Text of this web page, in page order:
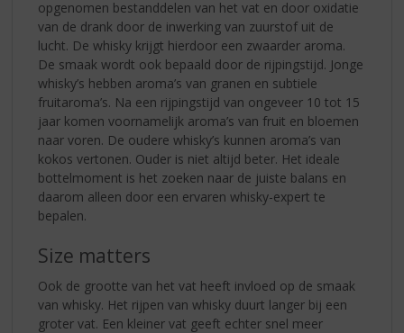
opgenomen bestanddelen van het vat en door oxidatie
van de drank door de inwerking van zuurstof uit de
lucht. De whisky krijgt hierdoor een zwaarder aroma.
De smaak wordt ook bepaald door de rijpingstijd. Jonge
whisky’s hebben aroma’s van granen en subtiele
fruitaroma’s. Na een rijpingstijd van ongeveer 10 tot 15
jaar komen voornamelijk aroma’s van fruit en bloemen
naar voren. De oudere whisky’s kunnen aroma’s van
kokos vertonen. Ouder is niet altijd beter. Het ideale
bottelmoment is het zoeken naar de juiste balans en
daarom alleen door een ervaren whisky-expert te
bepalen.
Size matters
Ook de grootte van het vat heeft invloed op de smaak
van whisky. Het rijpen van whisky duurt langer bij een
groter vat. Een kleiner vat geeft echter snel meer